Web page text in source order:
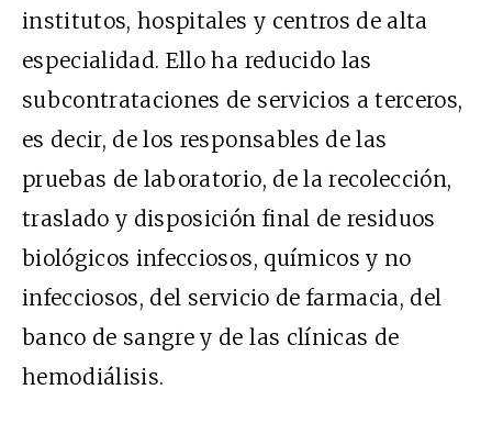
institutos, hospitales y centros de alta
especialidad. Ello ha reducido las
subcontrataciones de servicios a terceros,
es decir, de los responsables de las
pruebas de laboratorio, de la recolección,
traslado y disposición final de residuos
biológicos infecciosos, químicos y no
infecciosos, del servicio de farmacia, del
banco de sangre y de las clínicas de
hemodiálisis.